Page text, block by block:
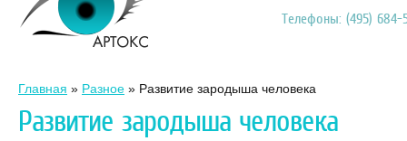
Телефоны: (495) 684-
Главная » Разное » Развитие зародыша человека
Развитие зародыша человека